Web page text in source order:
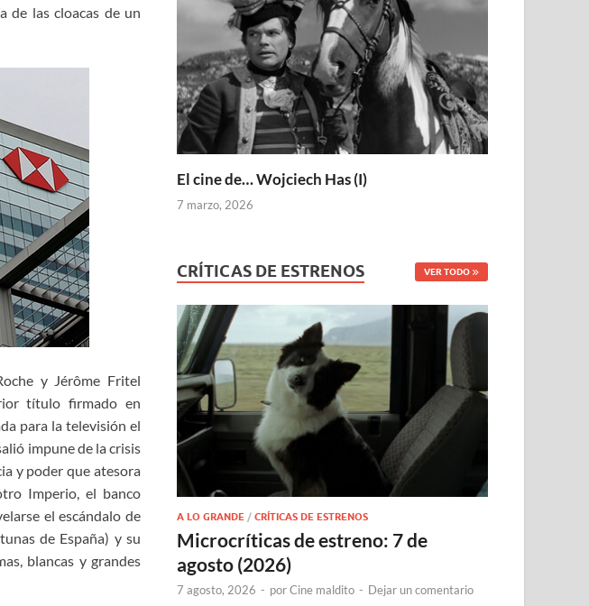
de las cloacas de un
y Jérôme Fritel
título firmado en
para la televisión el
impune de la crisis
y poder que atesora
Imperio, el banco
el escándalo de
de España) y su
blancas y grandes
El cine de… Wojciech Has (I)
7 marzo, 2026
CRÍTICAS DE ESTRENOS VER TODO
A LO GRANDE /CRÍTICAS DE ESTRENOS
Microcríticas de estreno: 7 de
agosto (2026)
7 agosto, 2026 - porCine maldito - Dejar un comentario